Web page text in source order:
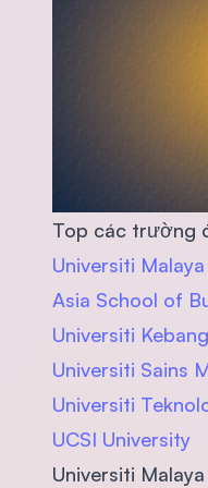
Top các trường
Universiti Malaya
Asia School of
Universiti
Universiti Sains
Universiti
UCSI University
Universiti Malaya